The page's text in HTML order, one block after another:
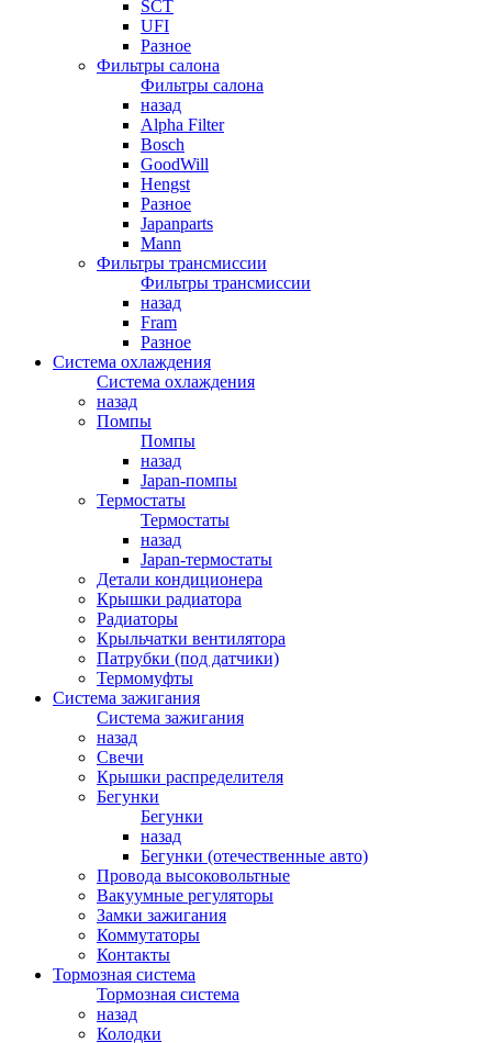
SCT
UFI
Разное
Фильтры салона
Фильтры салона
назад
Alpha Filter
Bosch
GoodWill
Hengst
Разное
Japanparts
Mann
Фильтры трансмиссии
Фильтры трансмиссии
назад
Fram
Разное
Система охлаждения
Система охлаждения
назад
Помпы
Помпы
назад
Japan-помпы
Термостаты
Термостаты
назад
Japan-термостаты
Детали кондиционера
Крышки радиатора
Радиаторы
Крыльчатки вентилятора
Патрубки (под датчики)
Термомуфты
Система зажигания
Система зажигания
назад
Свечи
Крышки распределителя
Бегунки
Бегунки
назад
Бегунки (отечественные авто)
Провода высоковольтные
Вакуумные регуляторы
Замки зажигания
Коммутаторы
Контакты
Тормозная система
Тормозная система
назад
Колодки